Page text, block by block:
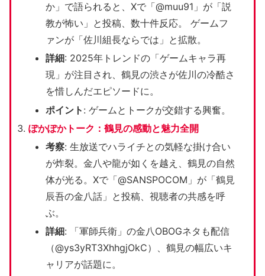
か」で語られると、Xで「@muu91」が「説
教が怖い」と投稿、数十件反応。 ゲームフ
ァンが「佐川組長ならでは」と拡散。
詳細: 2025年トレンドの「ゲームキャラ再
現」が注目され、鶴見の渋さが佐川の冷酷さ
を惜しんだエピソードに。
ポイント : ゲームとトークが交錯する興奮。
ぽかぽかトーク：鶴見の感動と魅力全開
考察: 生放送でハライチとの気軽な掛け合い
が炸裂。金八や龍が如くを越え、鶴見の自然
体が光る。Xで「@SANSPOCOM」が「鶴見
辰吾の金八話」と投稿、視聴者の共感を呼
ぶ。
詳細: 「軍師兵衛」の金八OBOGネタも配信
（@ys3yRT3XhhgjOkC）、鶴見の幅広いキ
ャリアが話題に。